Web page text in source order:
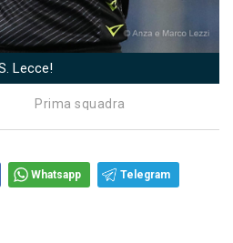
Lecce!
Prima squadra
Whatsapp Telegram